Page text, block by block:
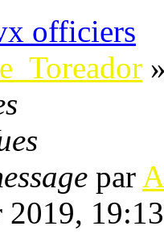
officiers
par
2019, 19:13